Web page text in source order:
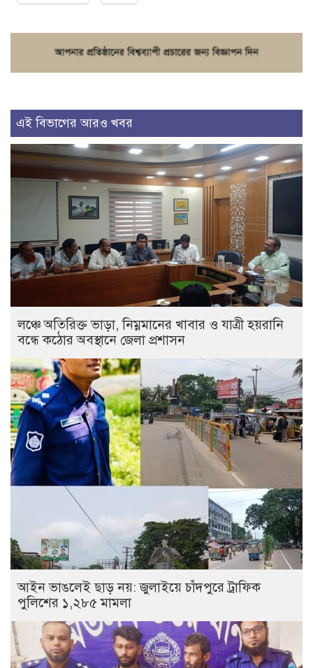
এই বিভাগের আরও খবর
লঞ্চে অতিরিক্ত ভাড়া, নিম্নমানের খাবার ও যাত্রী হয়রানি
বন্ধে কঠোর অবস্থানে জেলা প্রশাসন
আইন ভাঙলেই ছাড় নয়: জুলাইয়ে চাঁদপুরে ট্রাফিক
পুলিশের ১,২৮৫ মামলা